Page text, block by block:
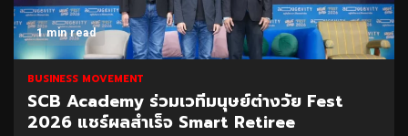
1 min read
BUSINESS MOVEMENT
SCB Academy ร่วมเวทีมนุษย์ต่างวัย Fest
2026 แชร์ผลสำเร็จ Smart Retiree